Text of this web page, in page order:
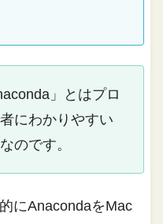
」とはプロ
にわかりやすい
のです。
にAnacondaをMac